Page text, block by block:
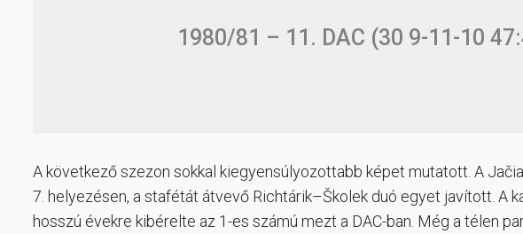
1980/81 – 11. DAC (30 9-11-10
A következő szezon sokkal kiegyensúlyozottabb képet mutatott. A
7. helyezésen, a stafétát átvevő Richtárik–Školek duó egyet javított. A
hosszú évekre kibérelte az 1-es számú mezt a DAC-ban. Még a télen